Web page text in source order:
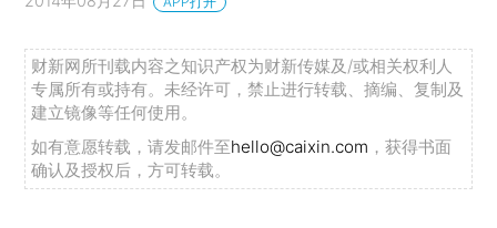
财新网所刊载内容之知识产权为财新传媒及/或相关权利人
专属所有或持有。未经许可，禁止进行转载、摘编、复制及
建立镜像等任何使用。
如有意愿转载，请发邮件至hello@caixin.com ，获得书面
确认及授权后，方可转载。